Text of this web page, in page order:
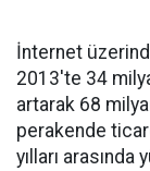
İnternet
2013'te 34
artarak 68
perakende
yılları